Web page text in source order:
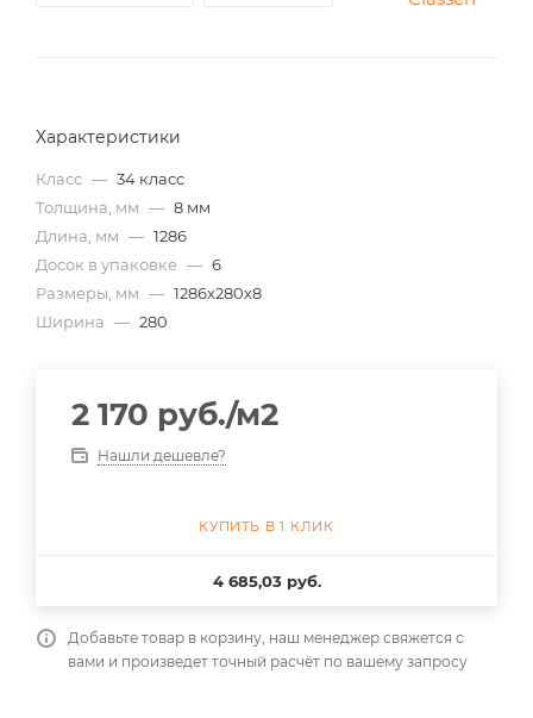
Характеристики
Класс — 34 класс
Толщина, мм — 8 мм
Длина, мм — 1286
Досок в упаковке — 6
Размеры, мм — 1286x280x8
Ширина — 280
2 170 руб./м2
Нашли дешевле?
КУПИТЬ В 1 КЛИК
4 685,03 руб.
Добавьте товар в корзину, наш менеджер свяжется с
вами и произведет точный расчёт по вашему запросу